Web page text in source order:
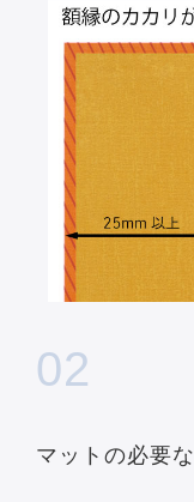
02
マットの必要